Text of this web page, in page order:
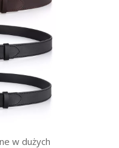
w dużych